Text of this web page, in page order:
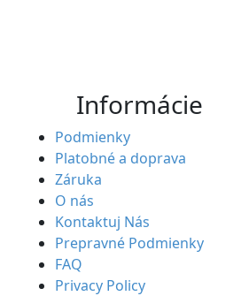
Informácie
Podmienky
Platobné a doprava
Záruka
O nás
Kontaktuj Nás
Prepravné Podmienky
FAQ
Privacy Policy